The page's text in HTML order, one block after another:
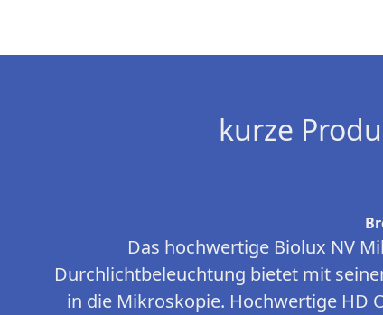
kurze
Das hochwertige Biolux NV
Durchlichtbeleuchtung bietet mit
in die Mikroskopie. Hochwertige HD